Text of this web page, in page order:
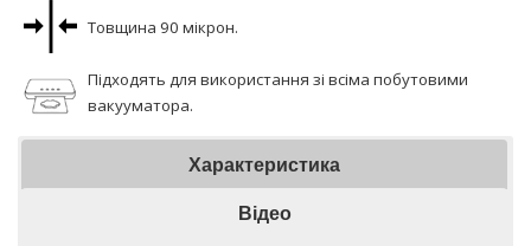
Товщина 90 мікрон.
Підходять для використання зі всіма побутовими
вакууматора.
Характеристика
Відео